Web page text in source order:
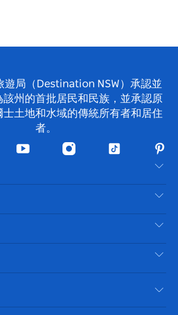
遊局（Destination NSW）承認並
州的首批居民和民族，並承認原
土地和水域的傳統所有者和居住
者。
Youtube Instagram抖
行